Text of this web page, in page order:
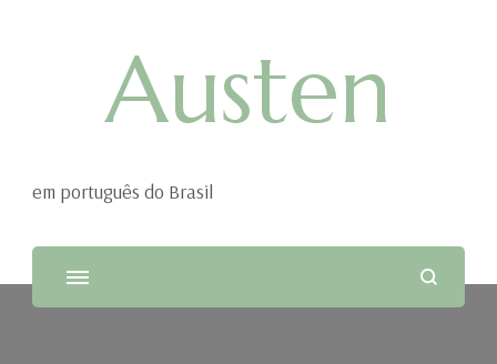
Austen
em português do Brasil